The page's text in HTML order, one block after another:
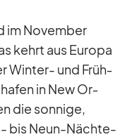
im No­vem­ber
kehrt aus Eu­ropa
Win­ter- und Früh­
in New Or­
die son­nige,
bis Neun-Nächte-